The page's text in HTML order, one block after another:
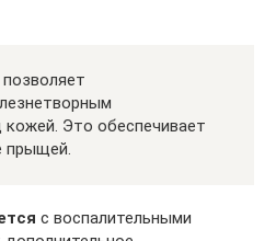
Это обеспечивает
прыщей.
с воспалительными